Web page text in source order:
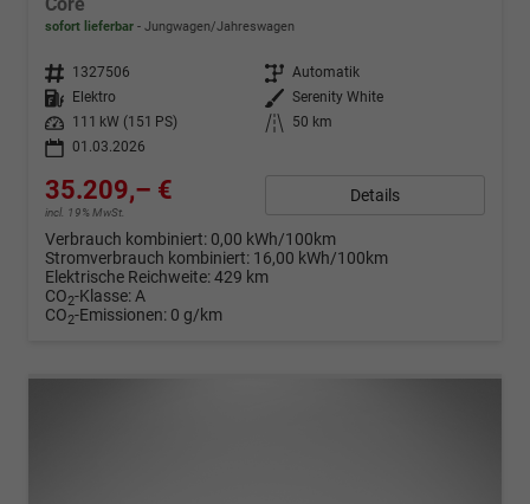
Core
sofort lieferbar Jungwagen/Jahreswagen
Fahrzeugnr. 1327506 Getriebe Automatik
Kraftstoff
Elektro Außenfarbe Serenity White
Leistung
111 kW (151 PS) Kilometerstand
50 km
01.03.2026
35.209,– €
incl. 19% MwSt.
Details
Verbrauch kombiniert: 0,00 kWh/100km
Stromverbrauch kombiniert: 16,00 kWh/100km
Elektrische Reichweite:429 km
CO2-Klasse:A
CO2-Emissionen: 0 g/km